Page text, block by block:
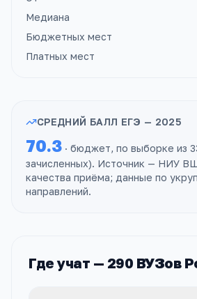
Медиана
Бюджетных мест
Платных мест
СРЕДНИЙ БАЛЛ ЕГЭ — 2025
70.3 · бюджет, по выборке из
зачисленных). Источник — НИУ
качества приёма; данные по
направлений.
Где учат — 290 ВУЗов